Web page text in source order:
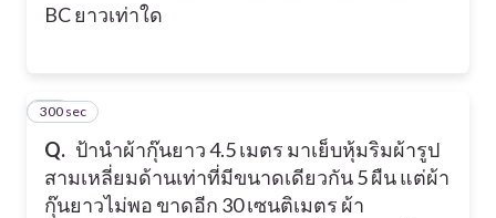
BC ยาวเท่าใด
Q. ป้านำผ้ากุ๊นยาว 4.5 เมตร มาเย็บหุ้มริมผ้ารูป
สามเหลี่ยมด้านเท่าที่มีขนาดเดียวกัน 5 ผืน แต่ผ้า
กุ๊นยาวไม่พอ ขาดอีก 30 เซนติเมตร ผ้า
10
300 sec